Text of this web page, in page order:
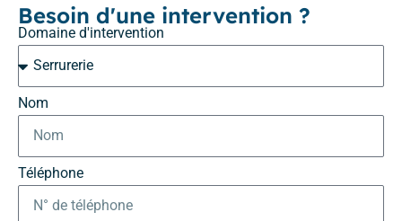
Besoin d'une intervention ?
Domaine d'intervention
Nom
Téléphone